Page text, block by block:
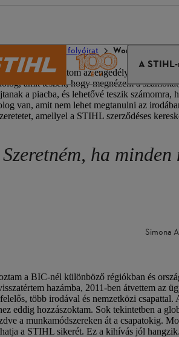
A
STIHL folyóirat Women at
Piachoz
meglátogatom az engedélyezett
amit teszek, hogy megnézem a
a piacba, és lehetővé teszik
van, amit nem lehet megtanulni az
amellyel a STIHL szerződéses
Szeretném, ha
Simona
a BIC-nél különböző régiókban és
hazámba, 2011-ben átvettem az
több irodával és nemzetközi
eddig hozzászoktam. Sok tekintetben a
a munkamódszereken át a csapatokig.
a STIHL sikerét. Ez a kihívás jól hangzik.